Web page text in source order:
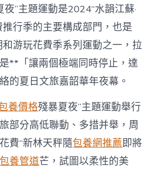
夜”主題運動是2024“水韻江蘇·
行季的主要構成部門，也是
游玩花費季系列運動之一，拉
**「讓兩個極端同時停止，達
的夏日文旅嘉韶華年夜幕。
養價格殘暴夏夜”主題運動舉行
部分高低聯動、多措并舉，周
費“新林天秤隨包養網推薦即將
包養管道芒，試圖以柔性的美